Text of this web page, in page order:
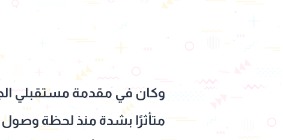
وكان في مقدمة مستقبلي
متأثرًا بشدة منذ لحظة